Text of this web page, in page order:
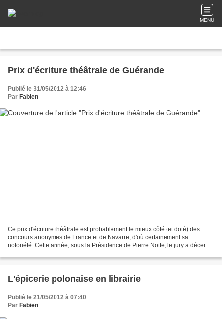
MENU
Prix d'écriture théâtrale de Guérande
Publié le 31/05/2012 à 12:46
Par Fabien
Ce prix d'écriture théâtrale est probablement le mieux côté (et doté) des
concours anonymes de France et de Navarre, d'où certainement sa
notoriété. Cette année, sous la Présidence de Pierre Notte, le jury a décerné
L'épicerie polonaise en librairie
Publié le 21/05/2012 à 07:40
Par Fabien